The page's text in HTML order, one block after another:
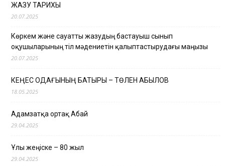
ЖАЗУ ТАРИХЫ
20.07.2025
Көркем және сауатты жазудың бастауыш сынып
оқушыларының тіл мәдениетін қалыптастырудағы маңызы
20.07.2025
КЕҢЕС ОДАҒЫНЫҢ БАТЫРЫ – ТӨЛЕН ҚАБЫЛОВ
18.05.2025
Адамзатқа ортақ Абай
29.04.2025
Ұлы жеңіске – 80 жыл
29.04.2025